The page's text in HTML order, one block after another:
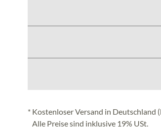
* Kostenloser Versand in Deutschland
Alle Preise sind inklusive 19% USt.